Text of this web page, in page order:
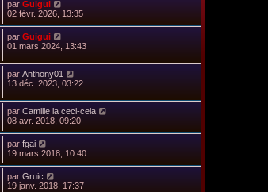
par Guigui
02 févr. 2026, 13:35
par Guigui
01 mars 2024, 13:43
par Anthony01
13 déc. 2023, 03:22
par Camille la ceci-cela
08 avr. 2018, 09:20
par fgai
19 mars 2018, 10:40
par Gruic
19 janv. 2018, 17:37